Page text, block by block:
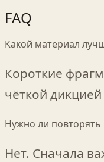
FAQ
Какой материал
Короткие
чёткой
Нужно ли повторять
Нет. Сначала